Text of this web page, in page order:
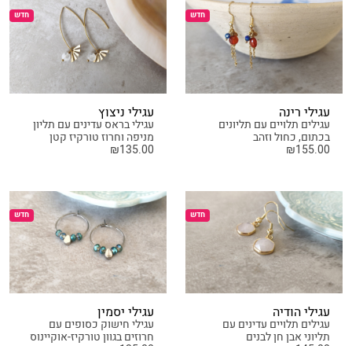
חדש
עגילי רינה
עגילים תלויים עם תליונים
בכתום, כחול וזהב
₪155.00
חדש
עגילי ניצוץ
עגילי בראס עדינים עם תליון
מניפה וחרוז טורקיז קטן
₪135.00
חדש
עגילי הודיה
עגילים תלויים עדינים עם
תליוני אבן חן לבנים
חדש
עגילי יסמין
עגילי חישוק כסופים עם
חרוזים בגוון טורקיז-אוקיינוס